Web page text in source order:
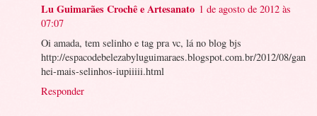
Lu Guimarães Crochê e Artesanato 1 de agosto de 2012 às
07:07
Oi amada, tem selinho e tag pra vc, lá no blog bjs
http://espacodebelezabyluguimaraes.blogspot.com.br/2012/08/gan
hei-mais-selinhos-iupiiiii.html
Responder